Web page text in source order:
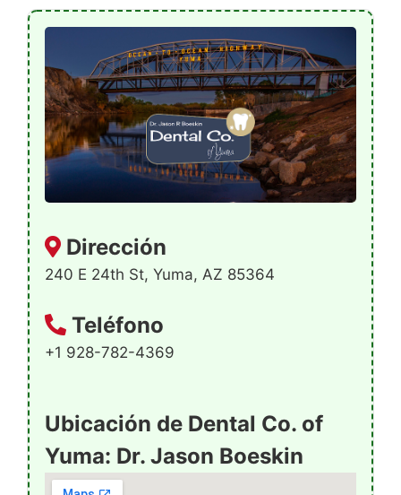
Dirección
240 E 24th St, Yuma, AZ 85364
Teléfono
+1 928-782-4369
Ubicación de Dental Co. of
Yuma: Dr. Jason Boeskin